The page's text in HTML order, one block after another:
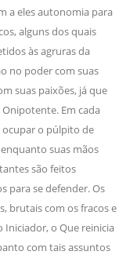
a eles autonomia para
alguns dos quais
às agruras da
no poder com suas
suas paixões, já que
Em cada
o púlpito de
suas mãos
são feitos
para se defender. Os
brutais com os fracos e
Iniciador, o Que reinicia
com tais assuntos